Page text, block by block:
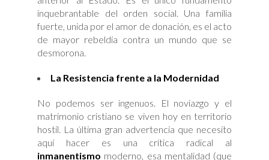
inquebrantable del orden social. Una familia
fuerte, unida por el amor de donación, es el acto
de mayor rebeldía contra un mundo que se
desmorona.
La Resistencia frente a la Modernidad
No podemos ser ingenuos. El noviazgo y el
matrimonio cristiano se viven hoy en territorio
hostil. La última gran advertencia que necesito
aquí hacer es una crítica radical al
inmanentismo moderno, esa mentalidad (que